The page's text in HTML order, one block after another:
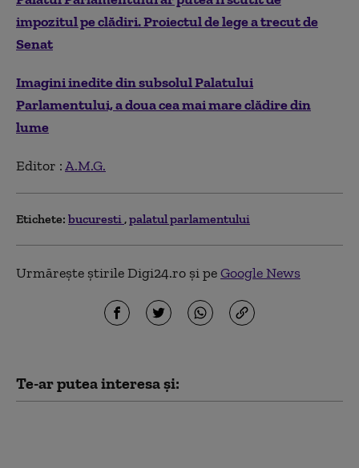
impozitul pe clădiri. Proiectul de lege a trecut de
Senat
Imagini inedite din subsolul Palatului
Parlamentului, a doua cea mai mare clădire din
lume
Editor :A.M.G.
Etichete: bucuresti palatul parlamentului
Urmărește știrile Digi24.ro și peGoogle News
Te-ar putea interesa și: